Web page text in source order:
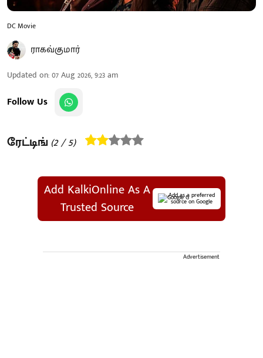
DC Movie
ராகவ்குமார்
Updated on:07 Aug 2026, 9:23 am
Follow Us
ரேட்டிங் (2/ 5)
Add KalkiOnline As A
Trusted Source
Add as a preferred
source on Google
Advertisement